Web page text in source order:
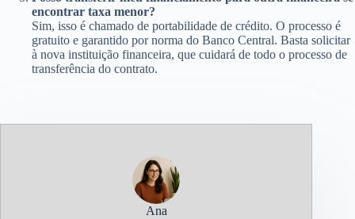
encontrar taxa menor?
Sim, isso é chamado de portabilidade de crédito. O processo é
gratuito e garantido por norma do Banco Central. Basta solicitar
à nova instituição financeira, que cuidará de todo o processo de
transferência do contrato.
Ana